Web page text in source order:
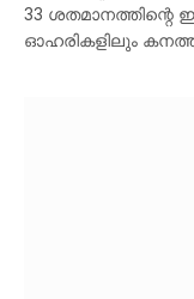
33 ശതമാനത്തിന്റെ
ഓഹരികളിലും